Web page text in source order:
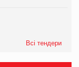
Всі тендери